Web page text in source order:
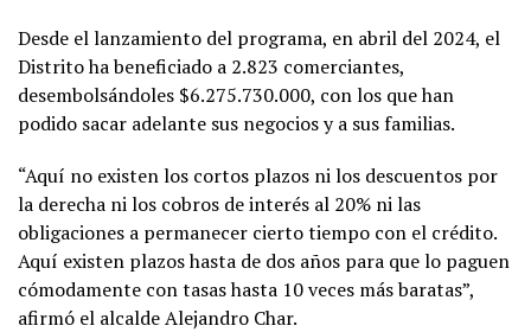
Desde el lanzamiento del programa, en abril del 2024, el
Distrito ha beneficiado a 2.823 comerciantes,
desembolsándoles $6.275.730.000, con los que han
podido sacar adelante sus negocios y a sus familias.
“Aquí no existen los cortos plazos ni los descuentos por
la derecha ni los cobros de interés al 20% ni las
obligaciones a permanecer cierto tiempo con el crédito.
Aquí existen plazos hasta de dos años para que lo paguen
cómodamente con tasas hasta 10 veces más baratas”,
afirmó el alcalde Alejandro Char.